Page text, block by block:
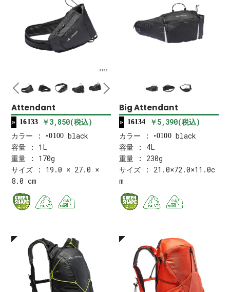
0100
Attendant
16133
￥3,850(税込)
カラー : 0100 black
容量 : 1L
重量 : 170g
サイズ : 19.0 × 27.0 ×
8.0 cm
Big Attendant
16134
￥5,390(税込)
カラー : 0100black
容量 : 4L
重量 : 230g
サイズ : 21.0×72.0×11.0c
m